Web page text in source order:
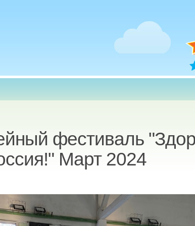
фестиваль
Март 2024